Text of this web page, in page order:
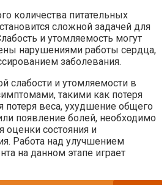
количества питательных
сложной задачей для
и утомляемость могут
нарушениями работы сердца,
заболевания.
слабости и утомляемости в
такими как потеря
потеря веса, ухудшение общего
появление болей, необходимо
оценки состояния и
Работа над улучшением
на данном этапе играет